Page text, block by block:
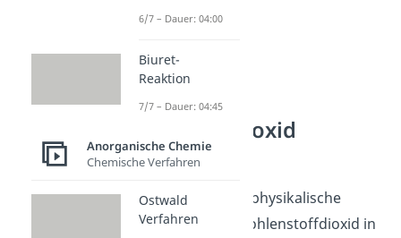
Kohlenstoffdioxid
Steckbrief
Wir haben dir einige physikalische
Eigenschaften von Kohlenstoffdioxid in
6/7 – Dauer: 04:00
Biuret-
Reaktion
7/7 – Dauer: 04:45
Anorganische Chemie
Chemische Verfahren
Ostwald
Verfahren